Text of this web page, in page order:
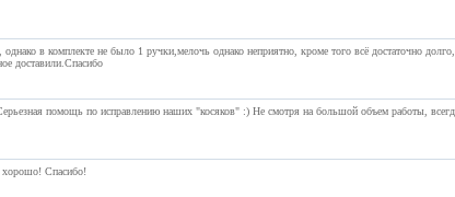
в комплекте не было 1 ручки,мелочь однако неприятно, кроме того всё достаточно
доставили.Спасибо
помощь по исправлению наших "косяков" :) Не смотря на большой объем работы,
хорошо! Спасибо!